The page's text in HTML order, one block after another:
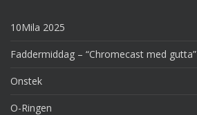
10Mila 2025
Faddermiddag – “Chromecast med gutta”
Onstek
O-Ringen